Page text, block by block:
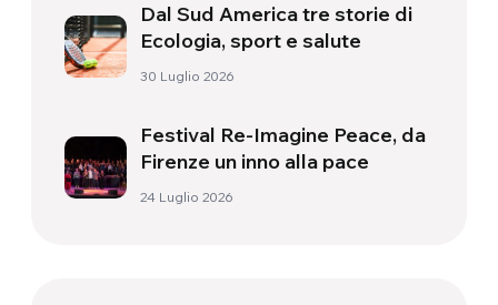
Dal Sud America tre storie di
Ecologia, sport e salute
30 Luglio 2026
Festival Re-Imagine Peace, da
Firenze un inno alla pace
24 Luglio 2026